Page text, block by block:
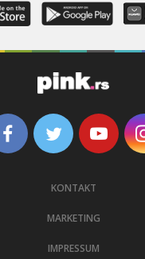
KONTAKT
MARKETING
IMPRESSUM